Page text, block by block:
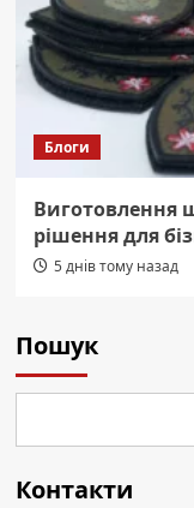
Блоги
Виготовлення
рішення для
5 днів тому назад
Пошук
Контакти